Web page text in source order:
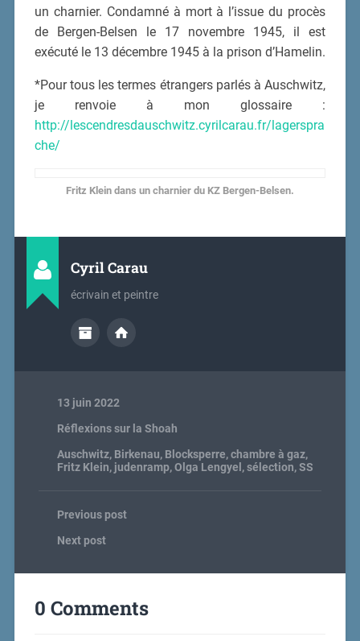
un charnier. Condamné à mort à l’issue du procès
de Bergen-Belsen le 17 novembre 1945, il est
exécuté le 13 décembre 1945 à la prison d’Hamelin.
*Pour tous les termes étrangers parlés à Auschwitz,
je renvoie à mon glossaire :
http://lescendresdauschwitz.cyrilcarau.fr/lagerspra
che/
Fritz Klein dans un charnier du KZ Bergen-Belsen.
Cyril Carau
écrivain et peintre
13 juin 2022
Réflexions sur la Shoah
Auschwitz, Birkenau, Blocksperre,chambre à gaz,
Fritz Klein, judenramp,Olga Lengyel ,sélection,SS
Previous post
Next post
0 Comments